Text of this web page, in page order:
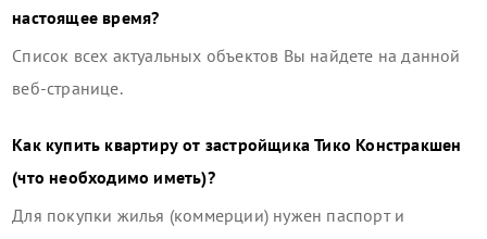
настоящее время?
Список всех актуальных объектов Вы найдете на данной
веб-странице.
Как купить квартиру от застройщикаТико Констракшен
(что необходимо иметь)?
Для покупки жилья (коммерции) нужен паспорт и